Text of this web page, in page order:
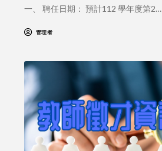
一、 聘任日期： 預計112 學年度第2…
管理者